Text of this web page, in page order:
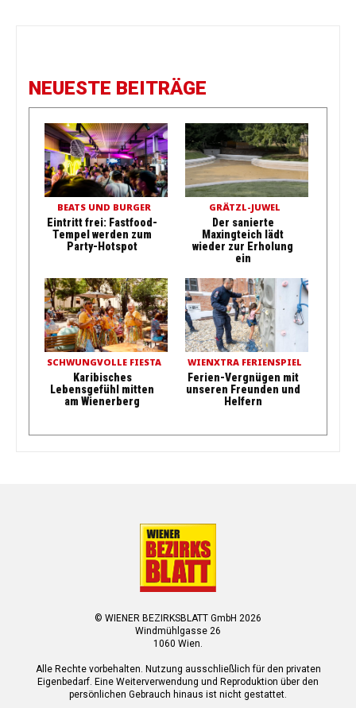
NEUESTE BEITRÄGE
BEATS UND BURGER
Eintritt frei: Fastfood-
Tempel werden zum
Party-Hotspot
GRÄTZL-JUWEL
Der sanierte
Maxingteich lädt
wieder zur Erholung
ein
SCHWUNGVOLLE FIESTA
Karibisches
Lebensgefühl mitten
am Wienerberg
WIENXTRA FERIENSPIEL
Ferien-Vergnügen mit
unseren Freunden und
Helfern
© WIENER BEZIRKSBLATT GmbH 2026
Windmühlgasse 26
1060 Wien.
Alle Rechte vorbehalten. Nutzung ausschließlich für den privaten
Eigenbedarf. Eine Weiterverwendung und Reproduktion über den
persönlichen Gebrauch hinaus ist nicht gestattet.